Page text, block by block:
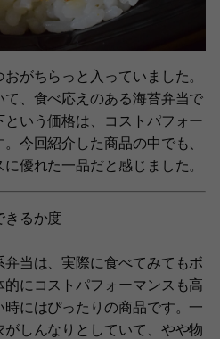
がちらっと入っていました。
、食べ応えのある海苔弁当で
いう価格は、コストパフォー
今回紹介した商品の中でも、
優れた一品だと感じました。
きるか度
当は、実際に食べてみてもボ
にコストパフォーマンスも高
にはぴったりの商品です。一
しんなりとしていて、やや物